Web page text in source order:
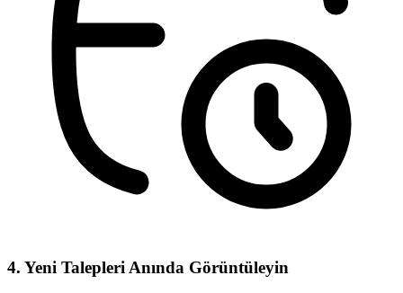
4. Yeni Talepleri Anında Görüntüleyin